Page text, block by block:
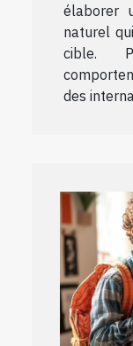
élaborer
naturel
cible.
des